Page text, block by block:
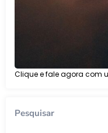
Clique e fale agora com
Pesquisar